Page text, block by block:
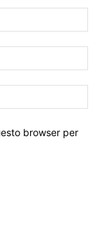
browser per